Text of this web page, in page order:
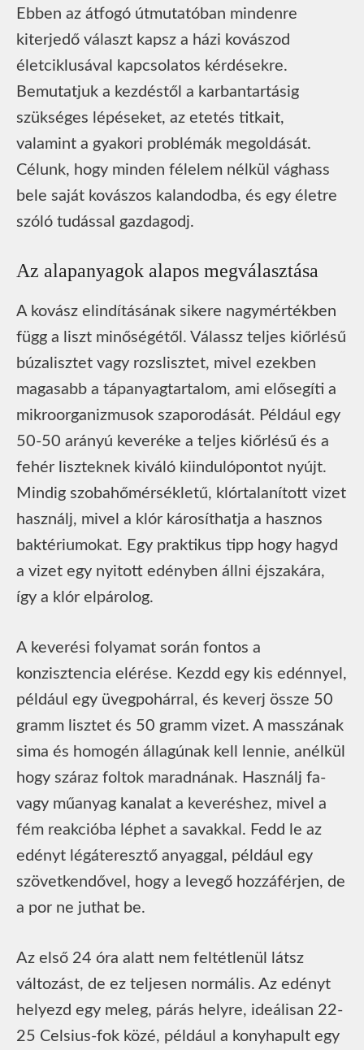
Ebben az átfogó útmutatóban mindenre
kiterjedő választ kapsz a házi kovászod
életciklusával kapcsolatos kérdésekre.
Bemutatjuk a kezdéstől a karbantartásig
szükséges lépéseket, az etetés titkait,
valamint a gyakori problémák megoldását.
Célunk, hogy minden félelem nélkül vághass
bele saját kovászos kalandodba, és egy életre
szóló tudással gazdagodj.
Az alapanyagok alapos megválasztása
A kovász elindításának sikere nagymértékben
függ a liszt minőségétől. Válassz teljes kiőrlésű
búzalisztet vagy rozslisztet, mivel ezekben
magasabb a tápanyagtartalom, ami elősegíti a
mikroorganizmusok szaporodását. Például egy
50-50 arányú keveréke a teljes kiőrlésű és a
fehér liszteknek kiváló kiindulópontot nyújt.
Mindig szobahőmérsékletű, klórtalanított vizet
használj, mivel a klór károsíthatja a hasznos
baktériumokat. Egy praktikus tipp hogy hagyd
a vizet egy nyitott edényben állni éjszakára,
így a klór elpárolog.
A keverési folyamat során fontos a
konzisztencia elérése. Kezdd egy kis edénnyel,
például egy üvegpohárral, és keverj össze 50
gramm lisztet és 50 gramm vizet. A masszának
sima és homogén állagúnak kell lennie, anélkül
hogy száraz foltok maradnának. Használj fa-
vagy műanyag kanalat a keveréshez, mivel a
fém reakcióba léphet a savakkal. Fedd le az
edényt légáteresztő anyaggal, például egy
szövetkendővel, hogy a levegő hozzáférjen, de
a por ne juthat be.
Az első 24 óra alatt nem feltétlenül látsz
változást, de ez teljesen normális. Az edényt
helyezd egy meleg, párás helyre, ideálisan 22-
25 Celsius-fok közé, például a konyhapult egy